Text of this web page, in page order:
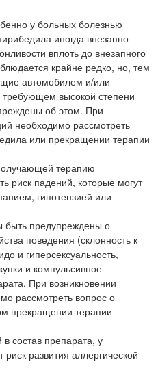
у больных болезнью
иногда внезапно
вплоть до внезапного
крайне редко, но, тем
автомобилем и/или
высокой степени
об этом. При
необходимо рассмотреть
или прекращении терапии
терапию
риск падений, которые могут
гипотензией или
быть предупреждены о
поведения (склонность к
и гиперсексуальность,
и компульсивное
При возникновении
рассмотреть вопрос о
прекращении терапии
состав препарата, у
развития аллергической